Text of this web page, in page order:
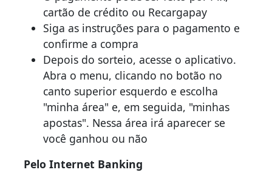
cartão de crédito ou Recargapay
Siga as instruções para o pagamento e
confirme a compra
Depois do sorteio, acesse o aplicativo.
Abra o menu, clicando no botão no
canto superior esquerdo e escolha
"minha área" e, em seguida, "minhas
apostas". Nessa área irá aparecer se
você ganhou ou não
Pelo Internet Banking